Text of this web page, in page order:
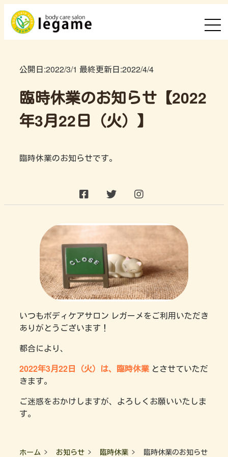
公開日:2022/3/1 最終更新日:2022/4/4
臨時休業のお知らせ【2022
年3月22日（火）】
臨時休業のお知らせです。
いつもボディケアサロン レガーメをご利用いただき
ありがとうございます！
都合により、
2022年3月22日（火）は、臨時休業 とさせていただ
きます。
ご迷惑をおかけしますが、よろしくお願いいたしま
す。
ホーム お知らせ 臨時休業 臨時休業のお知らせ【